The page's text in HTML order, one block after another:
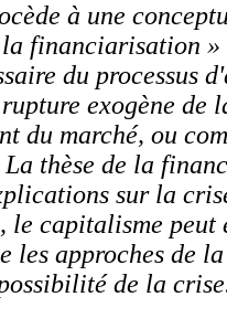
à une
financiarisation
du processus
exogène de
du marché, ou
thèse de la
sur la
le capitalisme
les approches de
de la